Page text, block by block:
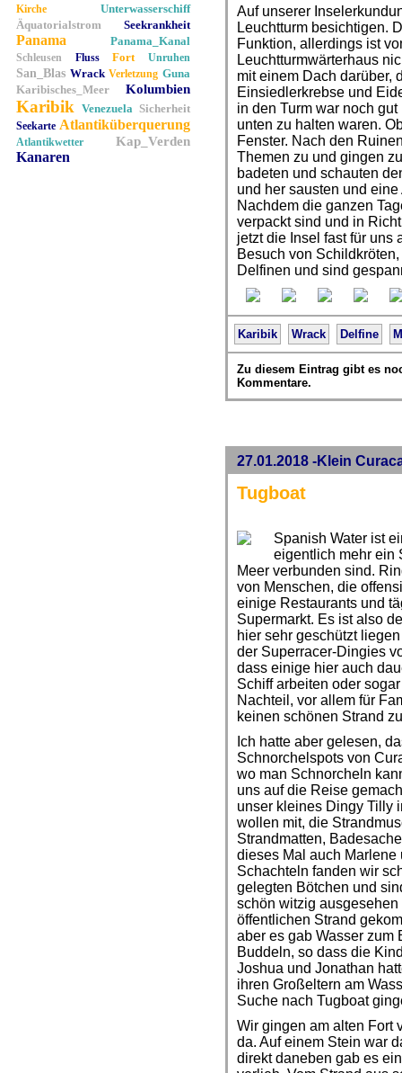
Kirche
Unterwasserschiff
Äquatorialstrom
Seekrankheit
Panama Panama_Kanal
Schleusen Fluss Fort Unruhen
San_Blas Wrack Verletzung Guna
Karibisches_Meer
Kolumbien
Karibik Venezuela Sicherheit
Seekarte Atlantiküberquerung
Atlantikwetter Kap_Verden
Kanaren
Auf unserer
Leuchtturm besichtigen.
Funktion, allerdings ist
Leuchtturmwärterhaus
mit einem Dach darüber,
Einsiedlerkrebse und
in den Turm war noch
unten zu halten waren.
Fenster. Nach den
Themen zu und gingen
badeten und schauten
und her sausten und
Nachdem die ganzen
verpackt sind und in
jetzt die Insel fast für uns
Besuch von
Delfinen und sind
Karibik Wrack Delfine
Zu diesem Eintrag gibt es
Kommentare.
27.01.2018 -Klein
Tugboat
Spanish Water ist
eigentlich mehr ein
Meer verbunden sind.
von Menschen, die
einige Restaurants und
Supermarkt. Es ist also
hier sehr geschützt
der Superracer-Dingies
dass einige hier auch
Schiff arbeiten oder
Nachteil, vor allem für
keinen schönen Strand
Ich hatte aber gelesen,
Schnorchelspots von
wo man Schnorcheln
uns auf die Reise
unser kleines Dingy Tilly
wollen mit, die
Strandmatten,
dieses Mal auch
Schachteln fanden wir
gelegten Bötchen und
schön witzig
öffentlichen Strand
aber es gab Wasser
Buddeln, so dass die
Joshua und Jonathan
ihren Großeltern am
Suche nach Tugboat
Wir gingen am alten Fort
da. Auf einem Stein war
direkt daneben gab es